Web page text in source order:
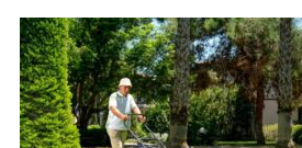
GitHub
choisir
une
caméra
de
surveillance